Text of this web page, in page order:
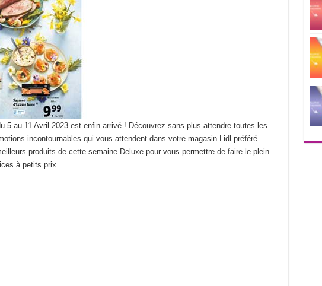
5 au 11 Avril 2023 est enfin arrivé ! Découvrez sans plus attendre toutes les
incontournables qui vous attendent dans votre magasin Lidl préféré.
produits de cette semaine Deluxe pour vous permettre de faire le plein
à petits prix.